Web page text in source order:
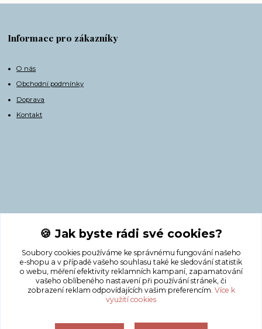
Informace pro zákazníky
O nás
Obchodní podmínky
Doprava
Kontakt
Kontakty
+420 775 308 750
info@masnicak.cz
🍪 Jak byste rádi své cookies?
Soubory cookies používáme ke správnému fungování našeho
e-shopu a v případě vašeho souhlasu také ke sledování statistik
o webu, měření efektivity reklamních kampaní, zapamatování
vašeho oblíbeného nastavení při používání stránek, či
zobrazení reklam odpovídajících vašim preferencím. Více k
využití cookies